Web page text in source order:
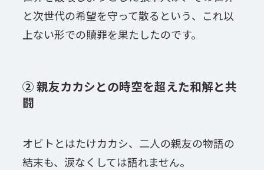
と次世代の希望を守って散るという、これ以
上ない形での贖罪を果たしたのです。
② 親友カカシとの時空を超えた和解と共
闘
オビトとはたけカカシ、二人の親友の物語の
結末も、涙なくしては語れません。